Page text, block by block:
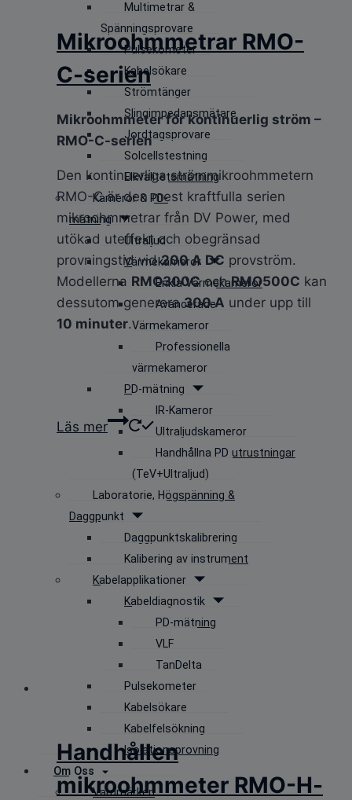
Multimetrar &
Spänningsprovare
Pulsekometer
Kabelsökare
Strömtänger
Slingimpedansmätare
Jordtagsprovare
Solcellstestning
Elkvalitetsmätning
Kameror & PD-
mätning
Ultraljud
Värmekameror
Enkla Värmekameror
Avancerade
Värmekameror
Professionella
värmekameror
PD-mätning
IR-Kameror
Ultraljudskameror
Handhållna PD utrustningar
(TeV+Ultraljud)
Laboratorie, Högspänning &
Daggpunkt
Daggpunktskalibrering
Kalibering av instrument
Kabelapplikationer
Kabeldiagnostik
PD-mätning
VLF
TanDelta
Pulsekometer
Kabelsökare
Kabelfelsökning
Isolationsprovning
Om Oss
Varumärken
Mikroohmmetrar RMO-
C-serien
Mikroohmmeter för kontinuerlig ström –
RMO-C-serien
Den kontinuerliga strömmikroohmmetern
RMO-C är den mest kraftfulla serien
mikroohmmetrar från DV Power, med
utökad uteffekt och obegränsad
provningstid vid200 A DC provström.
Modellerna RMO300CochRMO500C kan
dessutom generera300 A under upp till
10 minuter.
Läs mer
Handhållen
mikroohmmeter RMO-H-